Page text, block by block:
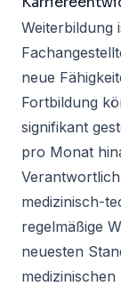
Weiterbildung
neue
Fortbildung
signifikant
pro Monat
medizinisch-
regelmäßige
neuesten